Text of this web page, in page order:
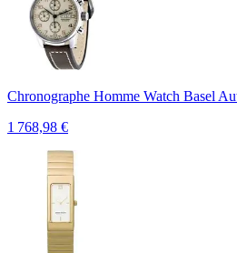
Chronographe Homme Watch Basel
1 768,98 €